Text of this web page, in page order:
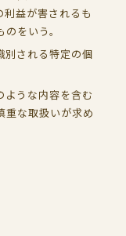
益が害されるも
をいう。
別される特定の個
ような内容を含む
重な取扱いが求め